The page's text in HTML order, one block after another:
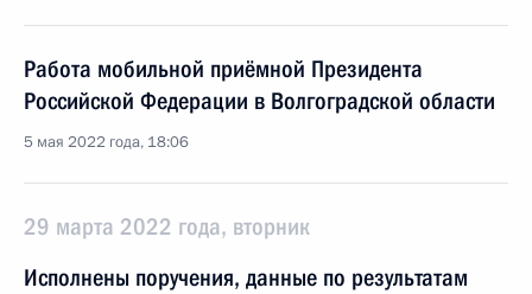
Работа мобильной приёмной Президента
Российской Федерации в Волгоградской области
5 мая 2022 года, 18:06
29 марта 2022 года, вторник
Исполнены поручения, данные по результатам